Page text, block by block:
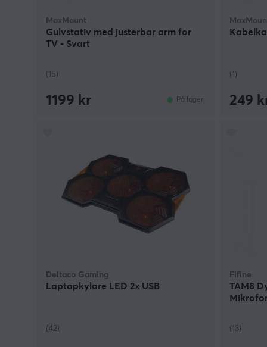
MaxMount
Gulvstativ med justerbar arm for
TV - Svart
(15)
1199 kr På lager
(1)
249
Deltaco Gaming
Laptopkylare LED 2x USB
(42)
Fifine
TAM8
(13)